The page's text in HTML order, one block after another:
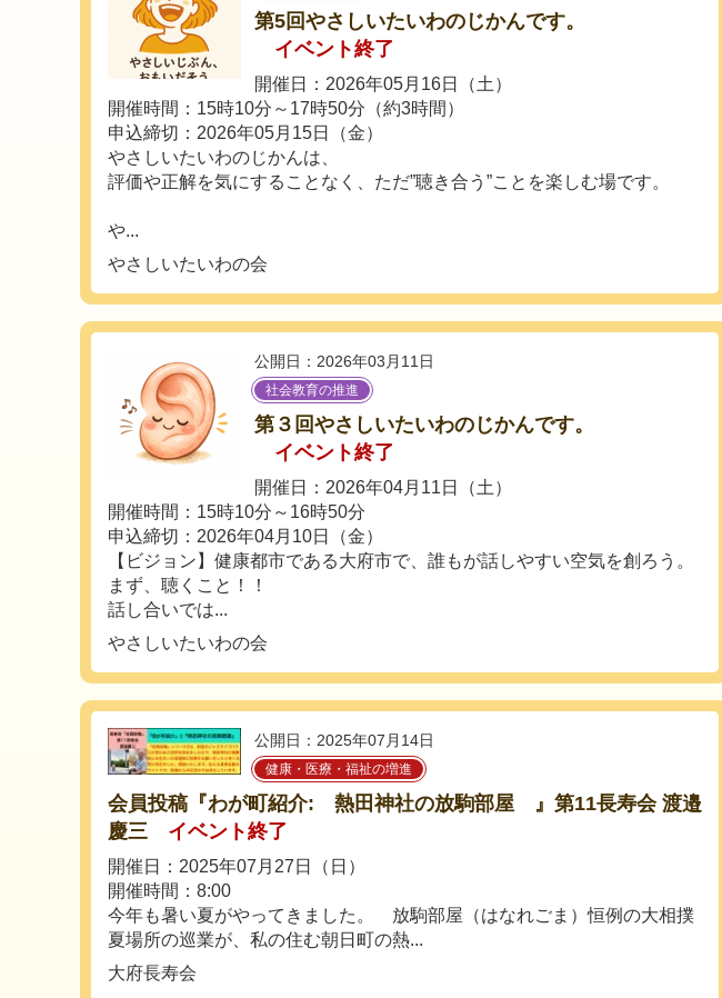
第5回やさしいたいわのじかんです。
イベント終了
開催日：2026年05月16日（土）
開催時間：15時10分～17時50分（約3時間）
申込締切：2026年05月15日（金）
やさしいたいわのじかんは、
評価や正解を気にすることなく、ただ”聴き合う”ことを楽しむ場です。
や...
やさしいたいわの会
公開日：2026年03月11日
社会教育の推進
第３回やさしいたいわのじかんです。
イベント終了
開催日：2026年04月11日（土）
開催時間：15時10分～16時50分
申込締切：2026年04月10日（金）
【ビジョン】健康都市である大府市で、誰もが話しやすい空気を創ろう。
まず、聴くこと！！
話し合いでは...
やさしいたいわの会
公開日：2025年07月14日
健康・医療・福祉の増進
会員投稿『わが町紹介: 熱田神社の放駒部屋 』第11長寿会 渡邉
慶三
イベント終了
開催日：2025年07月27日（日）
開催時間：8:00
今年も暑い夏がやってきました。 放駒部屋（はなれごま）恒例の大相撲
夏場所の巡業が、私の住む朝日町の熱...
大府長寿会